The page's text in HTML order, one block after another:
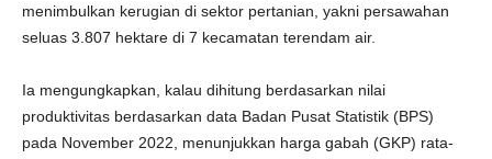
menimbulkan kerugian di sektor pertanian, yakni persawahan
seluas 3.807 hektare di 7 kecamatan terendam air.
Ia mengungkapkan, kalau dihitung berdasarkan nilai
produktivitas berdasarkan data Badan Pusat Statistik (BPS)
pada November 2022, menunjukkan harga gabah (GKP) rata-